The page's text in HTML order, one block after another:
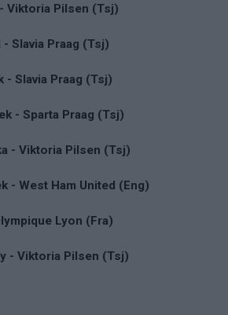
Viktoria Pilsen (Tsj)
Slavia Praag (Tsj)
- Slavia Praag (Tsj)
- Sparta Praag (Tsj)
- Viktoria Pilsen (Tsj)
- West Ham United (Eng)
Lyon (Fra)
- Viktoria Pilsen (Tsj)